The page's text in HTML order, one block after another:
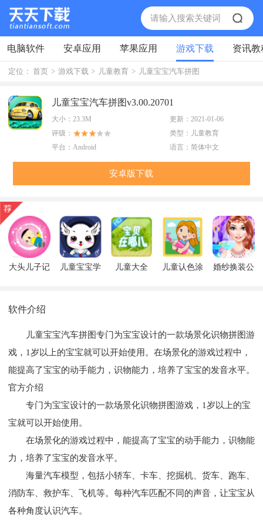
电脑软件 安卓应用 苹果应用 游戏下载 资讯教
定位： 首页 > 游戏下载 > 儿童教育 > 儿童宝宝汽车拼图
儿童宝宝汽车拼图v3.00.20701
大小： 23.3M 更新： 2021-01-06
评级：
类型： 儿童教育
平台： Android 语言： 简体中文
安卓版下载
大头儿子记
儿童宝宝学
儿童大全
儿童认色涂
婚纱换装公
软件介绍
儿童宝宝汽车拼图专门为宝宝设计的一款场景化识物拼图游
戏，1岁以上的宝宝就可以开始使用。在场景化的游戏过程中，
能提高了宝宝的动手能力，识物能力，培养了宝宝的发音水平。
官方介绍
专门为宝宝设计的一款场景化识物拼图游戏，1岁以上的宝
宝就可以开始使用。
在场景化的游戏过程中，能提高了宝宝的动手能力，识物能
力，培养了宝宝的发音水平。
海量汽车模型，包括小轿车、卡车、挖掘机、货车、跑车、
消防车、救护车、飞机等。每种汽车匹配不同的声音，让宝宝从
各种角度认识汽车。